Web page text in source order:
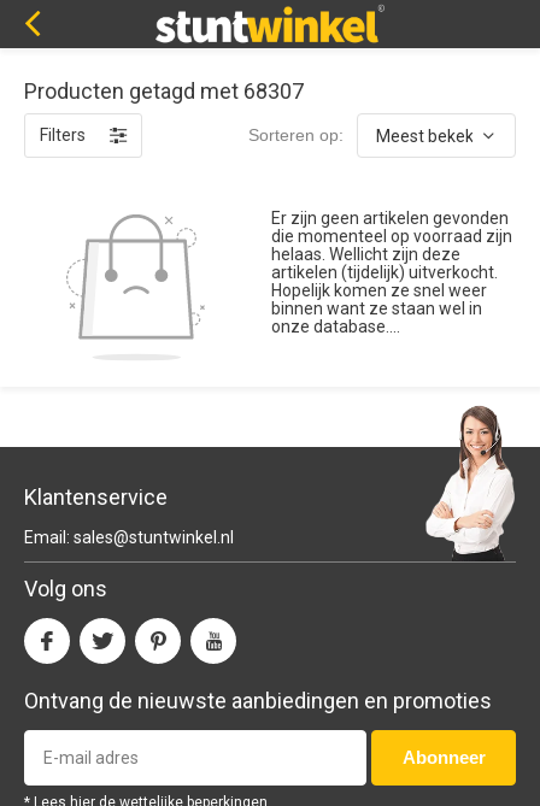
Producten getagd met 68307
Filters Sorteren op:
Er zijn geen artikelen gevonden
die momenteel op voorraad zijn
helaas. Wellicht zijn deze
artikelen (tijdelijk) uitverkocht.
Hopelijk komen ze snel weer
binnen want ze staan wel in
onze database....
Klantenservice
Email: sales@stuntwinkel.nl
Volg ons
Ontvang de nieuwste aanbiedingen en promoties
Abonneer
* Lees hier de wettelijke beperkingen